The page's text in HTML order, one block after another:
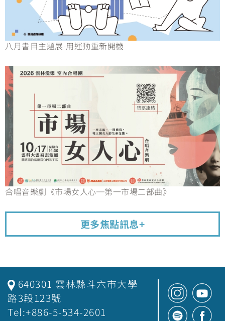
八月書目主題展-用運動重新開機
合唱音樂劇《市場女人心─第一市場二部曲》
更多焦點訊息+
640301 雲林縣斗六市大學
路3段123號
Tel:+886-5-534-2601